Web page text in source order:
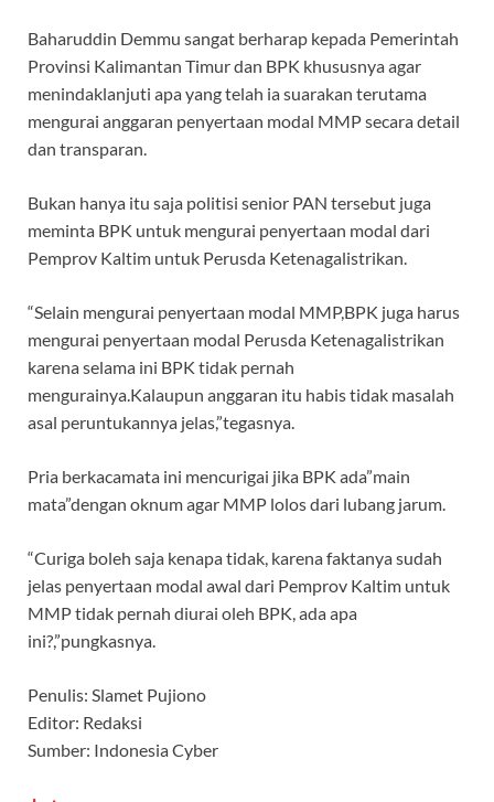
Baharuddin Demmu sangat berharap kepada Pemerintah
Provinsi Kalimantan Timur dan BPK khususnya agar
menindaklanjuti apa yang telah ia suarakan terutama
mengurai anggaran penyertaan modal MMP secara detail
dan transparan.
Bukan hanya itu saja politisi senior PAN tersebut juga
meminta BPK untuk mengurai penyertaan modal dari
Pemprov Kaltim untuk Perusda Ketenagalistrikan.
“Selain mengurai penyertaan modal MMP,BPK juga harus
mengurai penyertaan modal Perusda Ketenagalistrikan
karena selama ini BPK tidak pernah
mengurainya.Kalaupun anggaran itu habis tidak masalah
asal peruntukannya jelas,”tegasnya.
Pria berkacamata ini mencurigai jika BPK ada”main
mata”dengan oknum agar MMP lolos dari lubang jarum.
“Curiga boleh saja kenapa tidak, karena faktanya sudah
jelas penyertaan modal awal dari Pemprov Kaltim untuk
MMP tidak pernah diurai oleh BPK, ada apa
ini?,”pungkasnya.
Penulis: Slamet Pujiono
Editor: Redaksi
Sumber: Indonesia Cyber